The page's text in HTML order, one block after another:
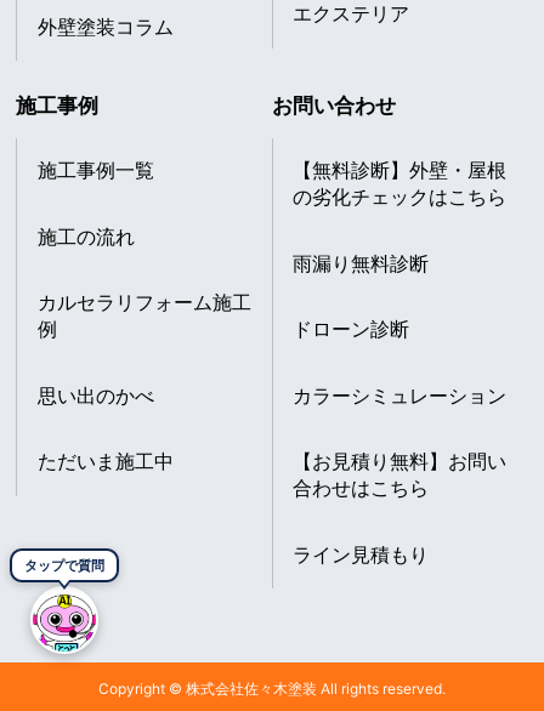
タップで質問
外壁塗装コラム
エクステリア
施工事例
施工事例一覧
施工の流れ
カルセラリフォーム施工
例
思い出のかべ
ただいま施工中
お問い合わせ
【無料診断】外壁・屋根
の劣化チェックはこちら
雨漏り無料診断
ドローン診断
カラーシミュレーション
【お見積り無料】お問い
合わせはこちら
ライン見積もり
Copyright © 株式会社佐々木塗装 All rights reserved.